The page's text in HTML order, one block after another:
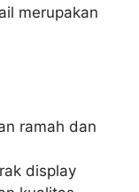
merupakan
ramah dan
display